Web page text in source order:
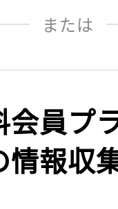
または
会員プ
情報収